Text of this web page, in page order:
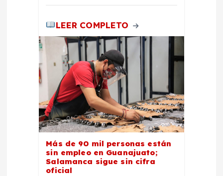
LEER COMPLETO
Más de 90 mil personas están
sin empleo en Guanajuato;
Salamanca sigue sin cifra
oficial